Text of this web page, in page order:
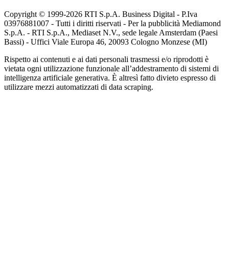
Copyright © 1999-2026 RTI S.p.A. Business Digital - P.Iva
03976881007 - Tutti i diritti riservati - Per la pubblicità Mediamond
S.p.A. - RTI S.p.A., Mediaset N.V., sede legale Amsterdam (Paesi
Bassi) - Uffici Viale Europa 46, 20093 Cologno Monzese (MI)
Rispetto ai contenuti e ai dati personali trasmessi e/o riprodotti è
vietata ogni utilizzazione funzionale all’addestramento di sistemi di
intelligenza artificiale generativa. È altresì fatto divieto espresso di
utilizzare mezzi automatizzati di data scraping.